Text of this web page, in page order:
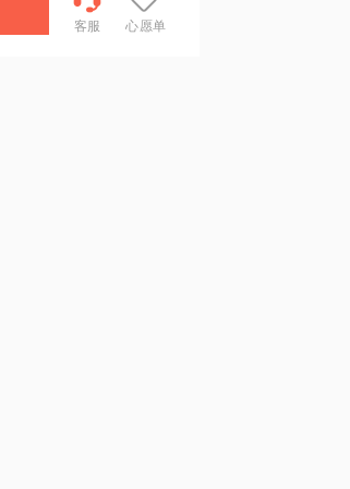
客服 心愿单